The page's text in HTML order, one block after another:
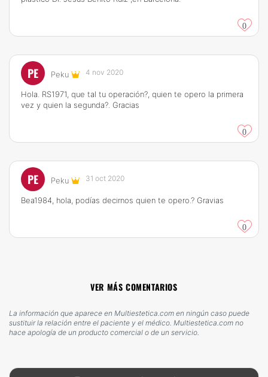
0
PE Peku 4 nov 2020
Hola. RS1971, que tal tu operación?, quien te opero la primera
vez y quien la segunda?. Gracias
0
PE Peku 31 oct 2020
Bea1984, hola, podías decirnos quien te opero.? Gravias
0
VER MÁS COMENTARIOS
La información que aparece en Multiestetica.com en ningún caso puede
sustituir la relación entre el paciente y el médico. Multiestetica.com no
hace apología de un producto comercial o de un servicio.